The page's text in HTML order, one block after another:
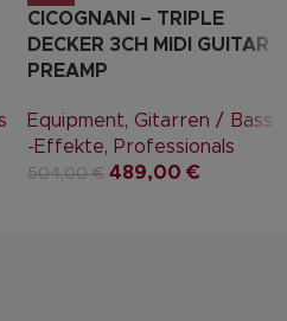
CICOGNANI – TRIPLE
DECKER 3CH MIDI GUITAR
PREAMP
Equipment, Gitarren / Bass
-Effekte, Professionals
504,00€ 489,00 €